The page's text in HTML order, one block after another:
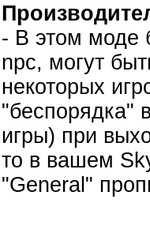
- В этом моде
npc, могут
некоторых
"беспорядка"
игры) при
то в вашем
"General"